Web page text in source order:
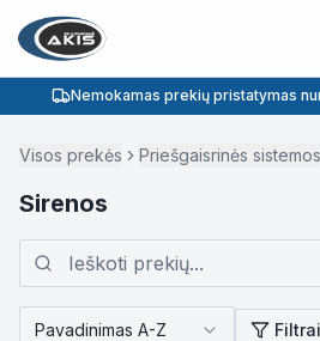
Nemokamas prekių pristatymas
Visos prekės Priešgaisrinės sistemos
Sirenos
Pavadinimas A-Z Filtrai